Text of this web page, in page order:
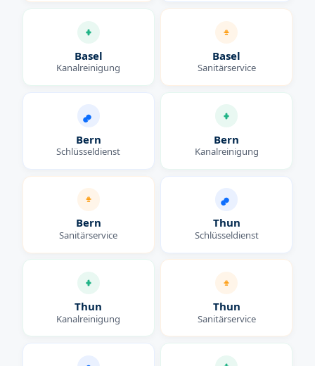
Basel
Kanalreinigung
Basel
Sanitärservice
Bern
Schlüsseldienst
Bern
Kanalreinigung
Bern
Sanitärservice
Thun
Schlüsseldienst
Thun
Kanalreinigung
Thun
Sanitärservice